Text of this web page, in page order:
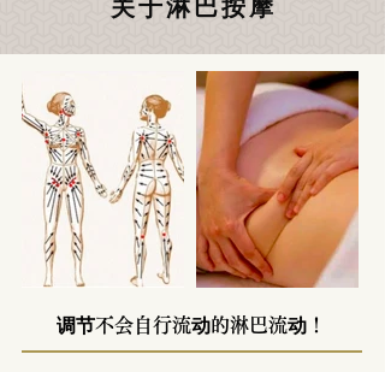
关于淋巴按摩
调节不会自行流动的淋巴流动！